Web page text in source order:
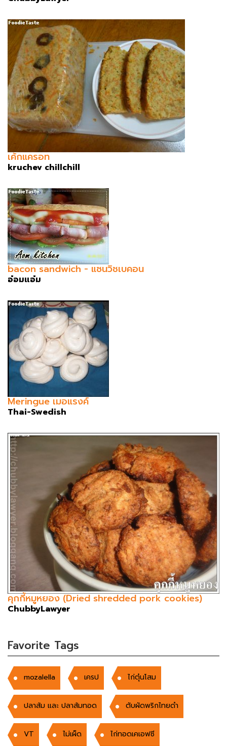
เค้กแครอท
kruchev chillchill
bacon sandwich - แซนวิชเบคอน
อ๋อมแอ๋ม
Meringue เมอแรงค์
Thai-Swedish
คุกกี้หมูหยอง (Dried shredded pork cookies)
ChubbyLawyer
Favorite Tags
mozalella เครป ไก่ตุ๋นโสม
ปลาส้ม และ ปลาส้มทอด ตับผัดพริกไทยดำ
VT ไม่เผ็ด ไก่ทอดเคเอฟซี